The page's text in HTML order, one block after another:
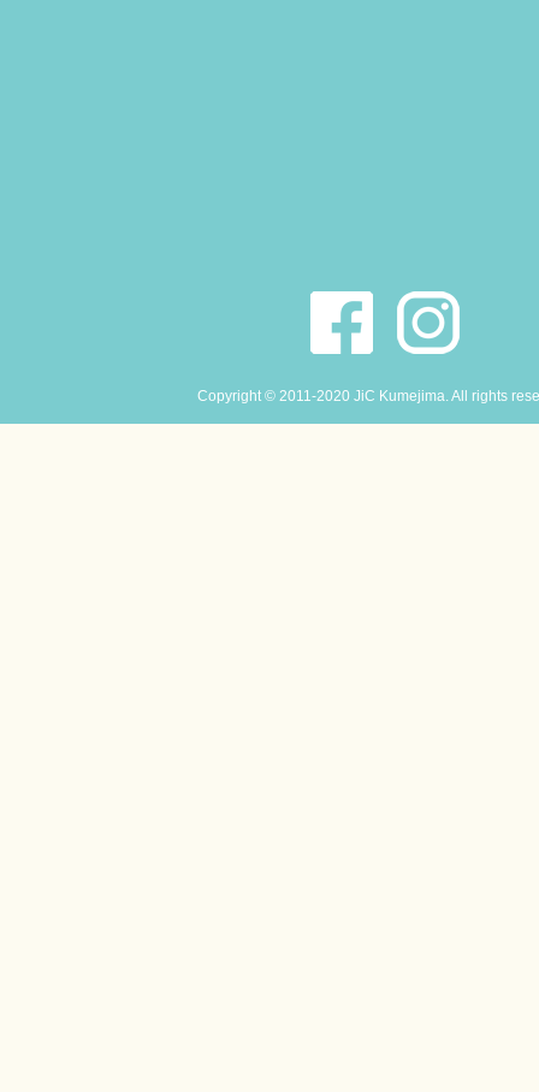
Copyright © 2011-2020 JiC Kumejima. All rights